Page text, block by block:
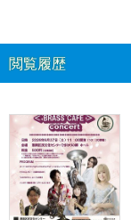
閲覧履歴